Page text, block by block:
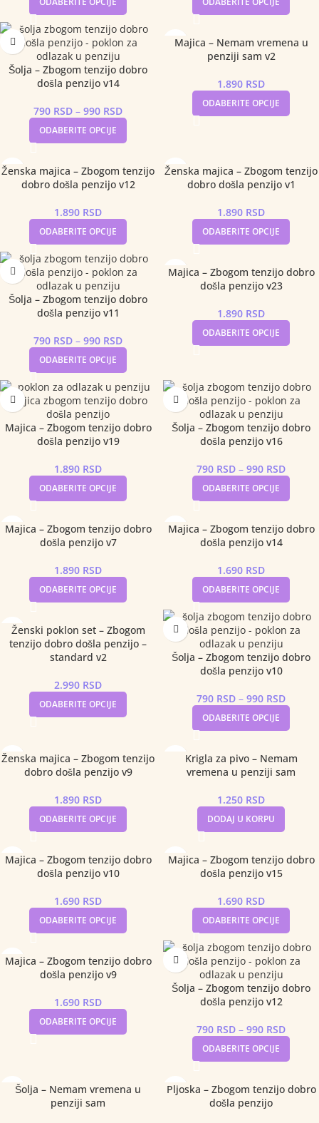
Šolja – Zbogom tenzijo dobro
došla penzijo v14
790 RSD – 990 RSD
ODABERITE OPCIJE
Majica – Nemam vremena u
penziji sam v2
1.890 RSD
ODABERITE OPCIJE
Ženska majica – Zbogom tenzijo
dobro došla penzijo v12
1.890 RSD
ODABERITE OPCIJE
Ženska majica – Zbogom tenzijo
dobro došla penzijo v1
1.890 RSD
ODABERITE OPCIJE
Šolja – Zbogom tenzijo dobro
došla penzijo v11
790 RSD – 990 RSD
ODABERITE OPCIJE
Majica – Zbogom tenzijo dobro
došla penzijo v23
1.890 RSD
ODABERITE OPCIJE
Majica – Zbogom tenzijo dobro
došla penzijo v19
1.890 RSD
ODABERITE OPCIJE
Šolja – Zbogom tenzijo dobro
došla penzijo v16
790 RSD – 990 RSD
ODABERITE OPCIJE
Majica – Zbogom tenzijo dobro
došla penzijo v7
1.890 RSD
ODABERITE OPCIJE
Majica – Zbogom tenzijo dobro
došla penzijo v14
1.690 RSD
ODABERITE OPCIJE
Ženski poklon set – Zbogom
tenzijo dobro došla penzijo –
standard v2
2.990 RSD
ODABERITE OPCIJE
Šolja – Zbogom tenzijo dobro
došla penzijo v10
790 RSD – 990 RSD
ODABERITE OPCIJE
Ženska majica – Zbogom tenzijo
dobro došla penzijo v9
1.890 RSD
ODABERITE OPCIJE
Krigla za pivo – Nemam
vremena u penziji sam
1.250 RSD
DODAJ U KORPU
Majica – Zbogom tenzijo dobro
došla penzijo v10
1.690 RSD
ODABERITE OPCIJE
Majica – Zbogom tenzijo dobro
došla penzijo v15
1.690 RSD
ODABERITE OPCIJE
Majica – Zbogom tenzijo dobro
došla penzijo v9
1.690 RSD
ODABERITE OPCIJE
Šolja – Zbogom tenzijo dobro
došla penzijo v12
790 RSD – 990 RSD
ODABERITE OPCIJE
Šolja – Nemam vremena u
penziji sam
Pljoska – Zbogom tenzijo dobro
došla penzijo